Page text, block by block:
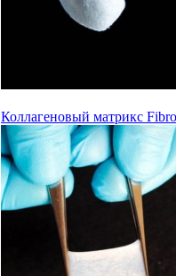
Коллагеновый матрикс